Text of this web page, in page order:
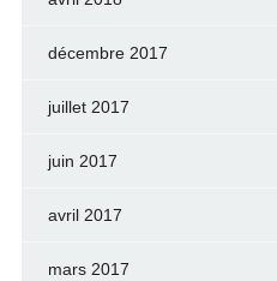
décembre 2017
juillet 2017
juin 2017
avril 2017
mars 2017